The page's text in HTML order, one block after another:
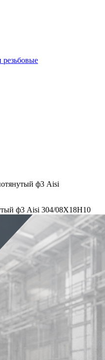
ф3 Aisi
ф3 Aisi 304/08Х18Н10